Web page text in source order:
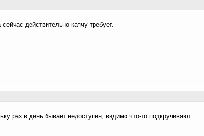
действительно капчу требует.
раз в день бывает недоступен, видимо что-то подкручивают.